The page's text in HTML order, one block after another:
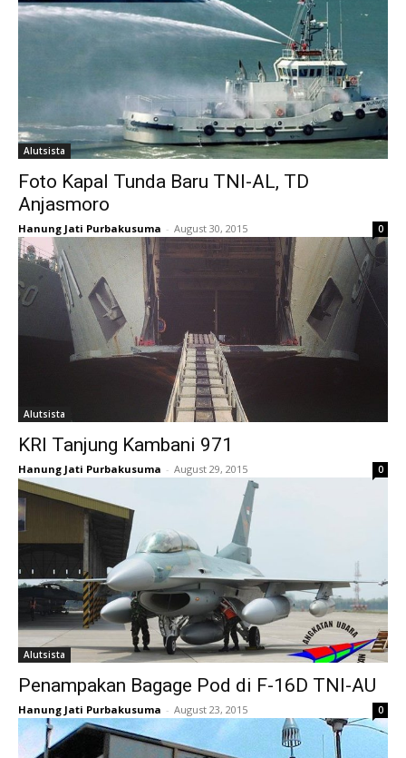
Alutsista
Foto Kapal Tunda Baru TNI-AL, TD
Anjasmoro
Hanung Jati Purbakusuma - August 30, 2015 0
Alutsista
KRI Tanjung Kambani 971
Hanung Jati Purbakusuma - August 29, 2015 0
Alutsista
Penampakan Bagage Pod di F-16D TNI-AU
Hanung Jati Purbakusuma - August 23, 2015 0